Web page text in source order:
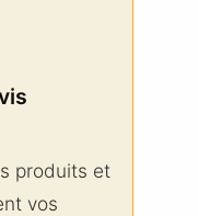
produits et
vos